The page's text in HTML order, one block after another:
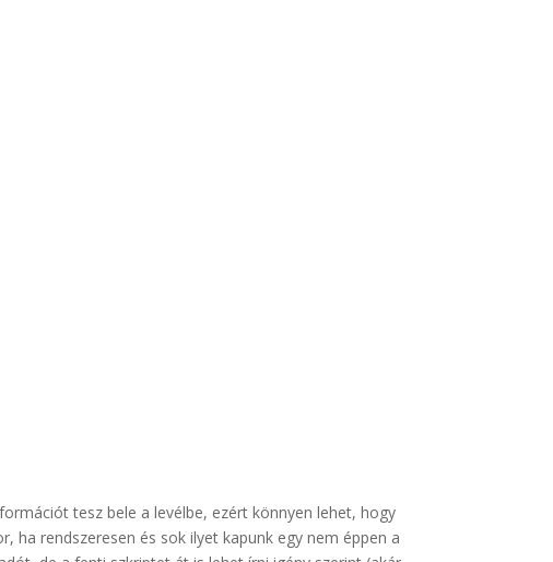
tesz bele a levélbe, ezért könnyen lehet, hogy
ha rendszeresen és sok ilyet kapunk egy nem éppen a